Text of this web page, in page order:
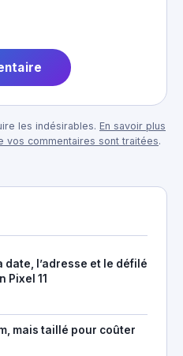
les indésirables. En savoir plus
vos commentaires sont traitées.
date, l’adresse et le défilé
Pixel 11
mais taillé pour coûter